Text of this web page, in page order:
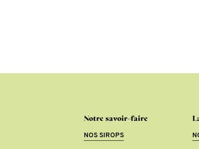
Notre savoir-faire
NOS SIROPS